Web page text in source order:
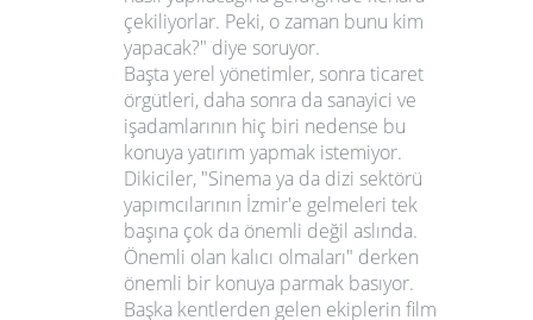
çekiliyorlar. Peki, o zaman bunu kim
yapacak?" diye soruyor.
Başta yerel yönetimler, sonra ticaret
örgütleri, daha sonra da sanayici ve
işadamlarının hiç biri nedense bu
konuya yatırım yapmak istemiyor.
Dikiciler, "Sinema ya da dizi sektörü
yapımcılarının İzmir'e gelmeleri tek
başına çok da önemli değil aslında.
Önemli olan kalıcı olmaları" derken
önemli bir konuya parmak basıyor.
Başka kentlerden gelen ekiplerin film